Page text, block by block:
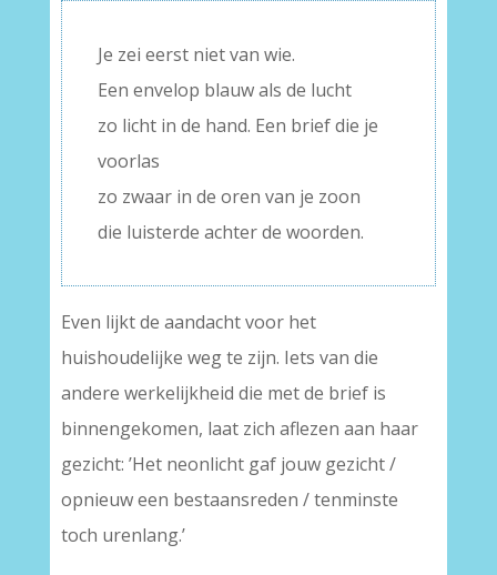
Je zei eerst niet van wie.
Een envelop blauw als de lucht
zo licht in de hand. Een brief die je
voorlas
zo zwaar in de oren van je zoon
die luisterde achter de woorden.
Even lijkt de aandacht voor het
huishoudelijke weg te zijn. Iets van die
andere werkelijkheid die met de brief is
binnengekomen, laat zich aflezen aan haar
gezicht: ’Het neonlicht gaf jouw gezicht /
opnieuw een bestaansreden / tenminste
toch urenlang.’